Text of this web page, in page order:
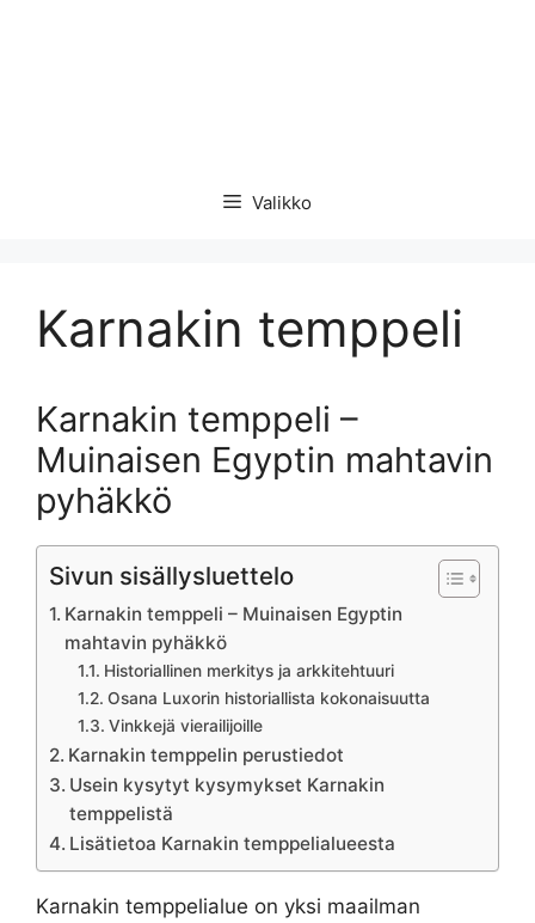
Valikko
Karnakin temppeli
Karnakin temppeli –
Muinaisen Egyptin mahtavin
pyhäkkö
Sivun sisällysluettelo
Karnakin temppeli – Muinaisen Egyptin
mahtavin pyhäkkö
Historiallinen merkitys ja arkkitehtuuri
Osana Luxorin historiallista kokonaisuutta
Vinkkejä vierailijoille
Karnakin temppelin perustiedot
Usein kysytyt kysymykset Karnakin
temppelistä
Lisätietoa Karnakin temppelialueesta
Karnakin temppelialue on yksi maailman